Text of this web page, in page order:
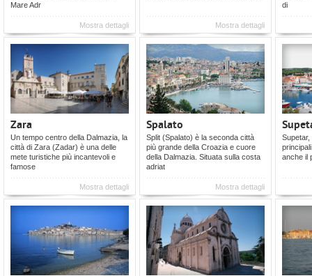
Mare Adr
Mostra dettagli Mostra dettagli
di
Zara
Un tempo centro della Dalmazia, la
città di Zara (Zadar) è una delle
mete turistiche più incantevoli e
famose
Mostra dettagli
Spalato
Split (Spalato) è la seconda città
più grande della Croazia e cuore
della Dalmazia. Situata sulla costa
adriat
Mostra dettagli
Supetar,
anche il